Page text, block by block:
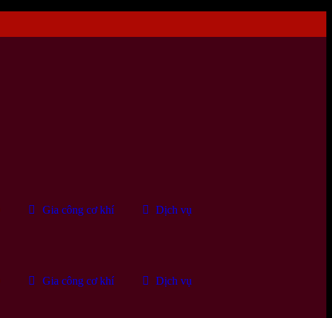
Gia công cơ khí Dịch vụ
Gia công cơ khí Dịch vụ